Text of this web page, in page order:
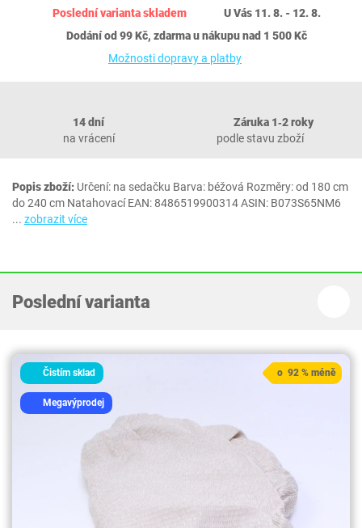
Poslední varianta skladem
U Vás 11. 8. - 12. 8.
Dodání od 99 Kč, zdarma u nákupu nad 1 500 Kč
Možnosti dopravy a platby
14 dní
na vrácení
Záruka 1‐2 roky
podle stavu zboží
Popis zboží: Určení: na sedačku Barva: béžová Rozměry: od 180 cm
do 240 cm Natahovací EAN: 8486519900314 ASIN: B073S65NM6
... zobrazit více
Poslední varianta
Čistím sklad
Megavýprodej
o 92 % méně